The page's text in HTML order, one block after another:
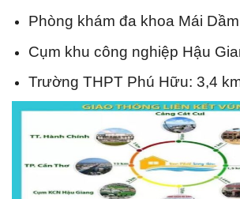
Phòng khám đa khoa Mái
Cụm khu công nghiệp Hậu
Trường THPT Phú Hữu: 3,4